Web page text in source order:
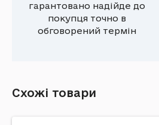
гарантовано надійде до
покупця точно в
обговорений термін
Схожі товари